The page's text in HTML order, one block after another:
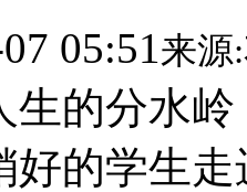
05:51来源:
分水岭
好的学生